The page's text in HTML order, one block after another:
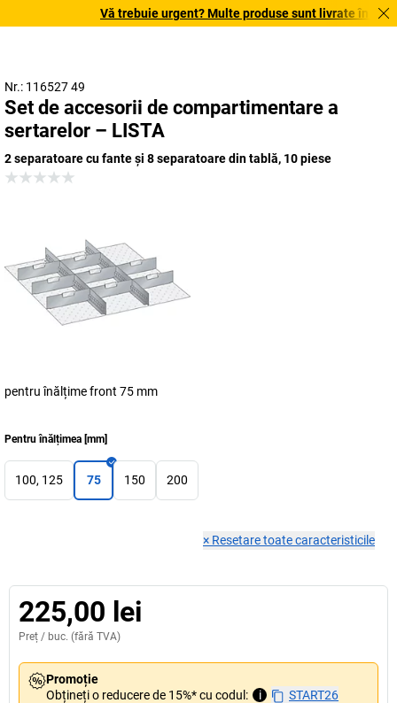
Vă trebuie urgent? Multe produse sunt livrate în
Nr.: 116527 49
Set de accesorii de compartimentare a
sertarelor – LISTA
2 separatoare cu fante și 8 separatoare din tablă, 10 piese
pentru înălțime front 75 mm
Pentru înălțimea [mm]
100, 125 75 150 200
× Resetare toate caracteristicile
225,00 lei
Preț / buc. (fără TVA)
Promoție
Obțineți o reducere de 15%* cu codul:
i START26